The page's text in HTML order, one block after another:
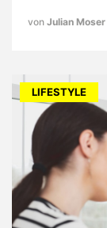
von Julian Moser
LIFESTYLE